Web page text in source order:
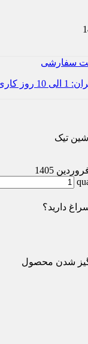
سفارشی
کاری
تیک
دارید؟
شدن محصول